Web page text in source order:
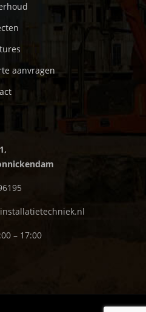
aanvragen
– 17:00